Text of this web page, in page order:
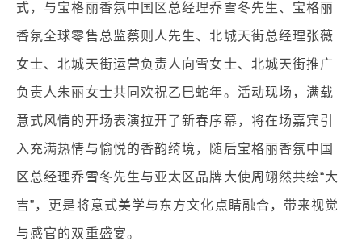
式，与宝格丽香氛中国区总经理乔雪冬先生、宝格丽
香氛全球零售总监蔡则人先生、北城天街总经理张薇
女士、北城天街运营负责人向雪女士、北城天街推广
负责人朱丽女士共同欢祝乙巳蛇年。活动现场，满载
意式风情的开场表演拉开了新春序幕，将在场嘉宾引
入充满热情与愉悦的香韵绮境，随后宝格丽香氛中国
区总经理乔雪冬先生与亚太区品牌大使周翊然共绘“大
吉”，更是将意式美学与东方文化点睛融合，带来视觉
与感官的双重盛宴。